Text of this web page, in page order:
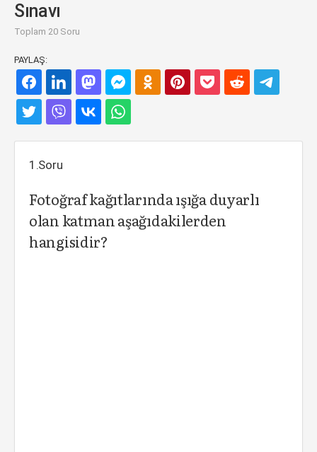
Sınavı
Toplam 20 Soru
PAYLAŞ:
1.Soru
Fotoğraf kağıtlarında ışığa duyarlı
olan katman aşağıdakilerden
hangisidir?